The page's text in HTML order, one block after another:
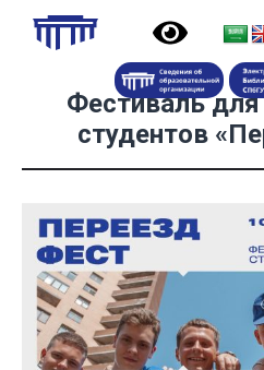
Фестиваль для
студентов